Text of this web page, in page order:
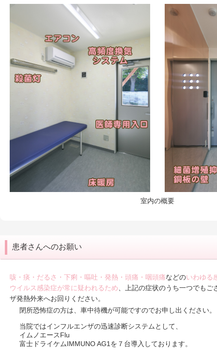
室内の概要
患者さんへのお願い
咳・痰・だるさ・下痢・嘔吐・発熱・頭痛・咽頭痛などのいわゆる
ウイルス感染症が常に疑われるため 、上記の症状のうち一つでも
ザ発熱外来へお回りください。
閉所恐怖症の方は、車中待機が可能ですのでお申し出ください。
当院ではインフルエンザの迅速診断システムとして、
イムノエースFlu
富士ドライケムIMMUNO AG1を７台導入しております。